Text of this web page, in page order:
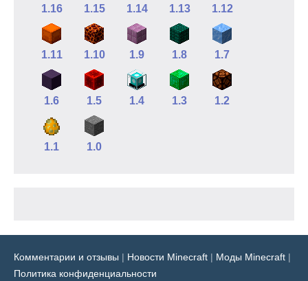
1.16 1.15 1.14 1.13 1.12
1.11 1.10 1.9 1.8 1.7
1.6 1.5 1.4 1.3 1.2
1.1 1.0
Комментарии и отзывы | Новости Minecraft | Моды Minecraft |
Политика конфиденциальности